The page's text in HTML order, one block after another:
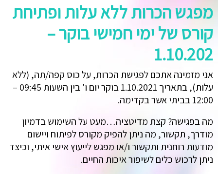
מפגש הכרות ללא עלות ופתיחת
קורס של ימי חמישי בוקר –
1.10.202
אני מזמינה אתכם לפגישת הכרות, על כוס קפה/תה, (ללא
עלות), בתאריך 1.10.2021 בוקר יום ו' בין השעות 09:45 –
12:00 בביתי אשר בקדימה.
מה בפגישה? קצת מדיטציה…מעט על השימוש בדמיון
מודרך, תקשור, מה ניתן להפיק מקורס לפיתוח ויישום
מודעות רוחנית ותקשור ו/או מפגש לייעוץ אישי איתי, וכיצד
ניתן לרכוש כלים לשיפור איכות החיים.